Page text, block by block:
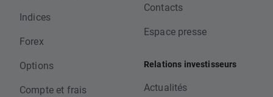
Indices
Forex
Options
Compte et frais
Contacts
Espace presse
Relations investisseurs
Actualités